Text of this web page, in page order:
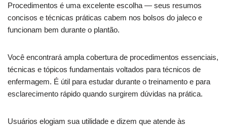
Procedimentos é uma excelente escolha — seus resumos
concisos e técnicas práticas cabem nos bolsos do jaleco e
funcionam bem durante o plantão.
Você encontrará ampla cobertura de procedimentos essenciais,
técnicas e tópicos fundamentais voltados para técnicos de
enfermagem. É útil para estudar durante o treinamento e para
esclarecimento rápido quando surgirem dúvidas na prática.
Usuários elogiam sua utilidade e dizem que atende às